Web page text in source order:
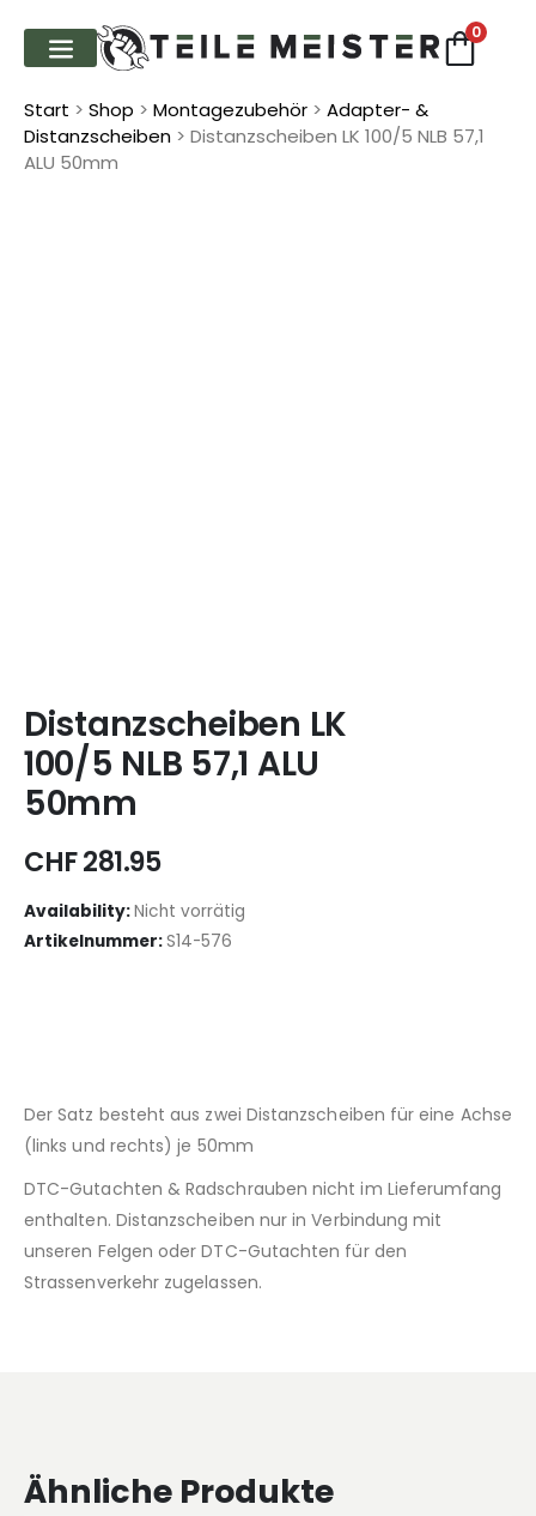
0
Start > Shop > Montage­zubehör > Adapter- &
Distanzscheiben > Distanzscheiben LK 100/5 NLB 57,1
ALU 50mm
Distanzscheiben LK
100/5 NLB 57,1 ALU
50mm
CHF281.95
Availability:Nicht vorrätig
Artikelnummer:S14-576
Der Satz besteht aus zwei Distanzscheiben für eine Achse
(links und rechts) je 50mm
DTC-Gutachten & Radschrauben nicht im Lieferumfang
enthalten. Distanzscheiben nur in Verbindung mit
unseren Felgen oder DTC-Gutachten für den
Strassenverkehr zugelassen.
Ähnliche Produkte